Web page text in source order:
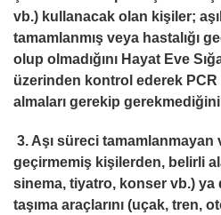
vb.) kullanacak olan kişiler;
tamamlanmış veya hastalığı
olup olmadığını Hayat Eve
üzerinden kontrol ederek
almaları gerekip
3. Aşı süreci tamamlanmayan
geçirmemiş kişilerden, belirli
sinema, tiyatro, konser vb.) ya
taşıma araçlarını (uçak, tren,